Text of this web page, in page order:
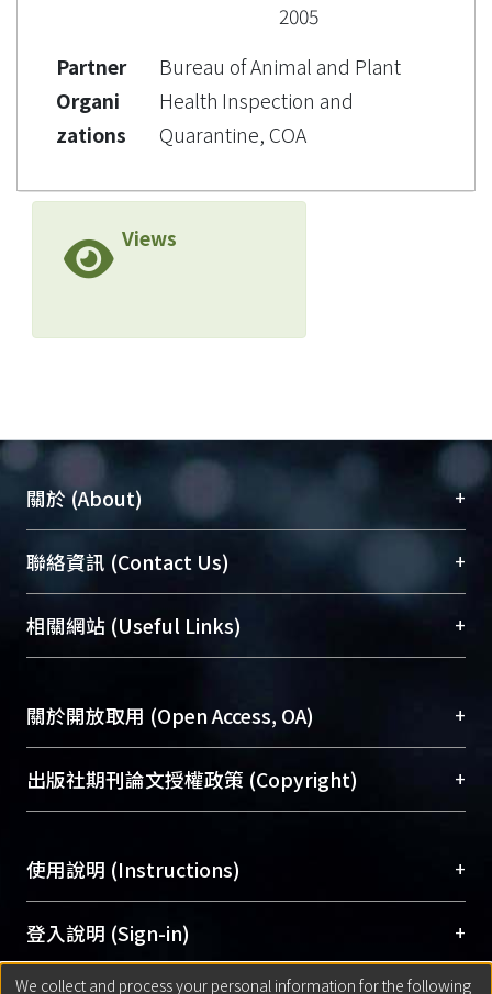
2005
Partner
Organi
zations
Bureau of Animal and Plant
Health Inspection and
Quarantine, COA
Views
關於 (About) +
臺大位居世界頂尖大學之列，為永久珍藏及向國際
展現本校豐碩的研究成果及學術能量，圖書館整合
機構典藏（NTUR）與學術庫（AH）不同功能平
台，成為臺大學術典藏NTU scholars。期能整合研
成果。
To permanently archive and promote researcher
profiles and scholarly works, Library integrates the
services of “NTU Repository” with “Academic
聯絡資訊 (Contact Us) +
總館學科館員(Main Library)
醫學圖書館學科館員(Medical Library)
Sciences Library)
相關網站 (Useful Links) +
關於開放取用 (Open Access, OA) +
開放取用是從使用者角度提升資訊取用性的社會運
動，應用在學術研究上是透過將研究著作公開供使
用逐年攀升。同時可加速研究發展、提升研究影響
Archive）平台。 （點選深入了解OA）
出版社期刊論文授權政策 (Copyright) +
含部分內容的版權非匯入者所有，或由第三方贊
助與合作完成，請確認該版權所有者及第三方同
意提供此授權。
Please represent that the submission is your
original work, and that you have the right to
使用說明 (Instructions) +
網站簡介(Quickstart Guide)
使用手冊(Instruction Manual)
登入說明 (Sign-in) +
We collect and process your personal information for the following